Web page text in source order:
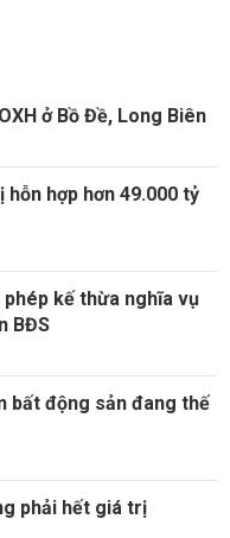
ở Bồ Đề, Long Biên
hợp hơn 49.000 tỷ
kế thừa nghĩa vụ
BĐS
bất động sản đang thế
phải hết giá trị